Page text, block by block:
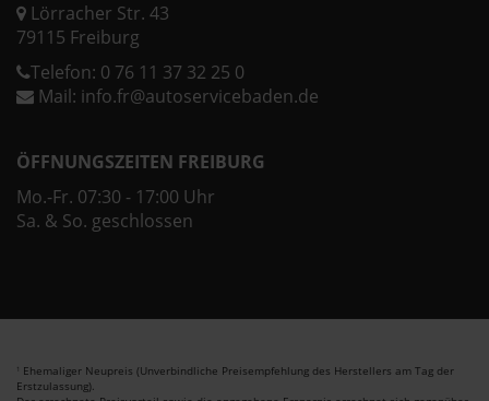
Lörracher Str. 43
79115 Freiburg
Telefon: 0 76 11 37 32 25 0
Mail: info.fr@autoservicebaden.de
ÖFFNUNGSZEITEN FREIBURG
Mo.-Fr. 07:30 - 17:00 Uhr
Sa. & So. geschlossen
1 Ehemaliger Neupreis (Unverbindliche Preisempfehlung des Herstellers am Tag der
Erstzulassung).